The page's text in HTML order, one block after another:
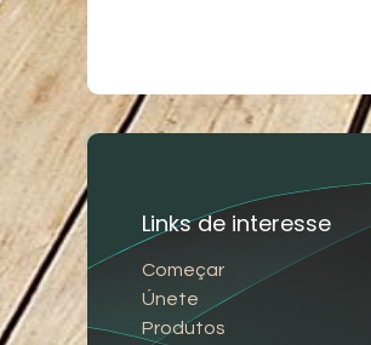
Links de interesse
Começar
Únete
Produtos